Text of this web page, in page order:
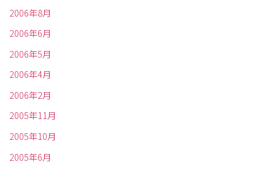
2006年8月
2006年6月
2006年5月
2006年4月
2006年2月
2005年11月
2005年10月
2005年6月